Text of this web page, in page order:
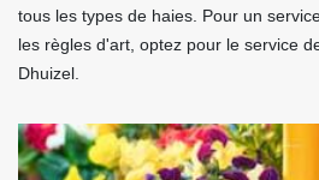
tous les types de haies. Pour un
les règles d'art, optez pour le service
Dhuizel.